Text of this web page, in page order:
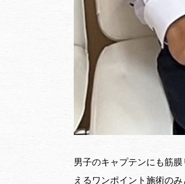
男子のキャプテンにも筋
えるワンポイント施術のみ